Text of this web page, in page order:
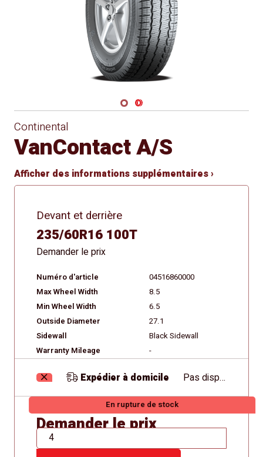
Navigate 1
Navigate 2
Continental
VanContact A/S
Afficher des informations supplémentaires ›
Devant et derrière
235/60R16 100T
Demander le prix
Numéro d'article
04516860000
Max Wheel Width
8.5
Min Wheel Width
6.5
Outside Diameter
27.1
Sidewall
Black Sidewall
Warranty Mileage
-
Expédier à domicile Pas disponible
En rupture de stock
Demander le prix
QTÉ